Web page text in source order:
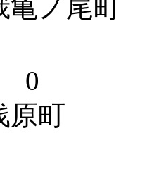
亀ノ尾町
0
原町